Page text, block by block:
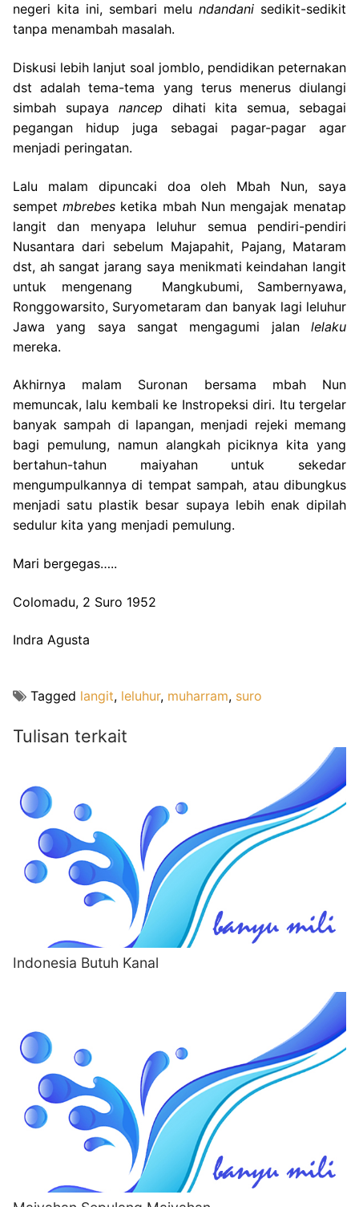
negeri kita ini, sembari melu ndandani sedikit-sedikit
tanpa menambah masalah.
Diskusi lebih lanjut soal jomblo, pendidikan peternakan
dst adalah tema-tema yang terus menerus diulangi
simbah supaya nancep dihati kita semua, sebagai
pegangan hidup juga sebagai pagar-pagar agar
menjadi peringatan.
Lalu malam dipuncaki doa oleh Mbah Nun, saya
sempetmbrebes ketika mbah Nun mengajak menatap
langit dan menyapa leluhur semua pendiri-pendiri
Nusantara dari sebelum Majapahit, Pajang, Mataram
dst, ah sangat jarang saya menikmati keindahan langit
untuk mengenang Mangkubumi, Sambernyawa,
Ronggowarsito, Suryometaram dan banyak lagi leluhur
Jawa yang saya sangat mengagumi jalan lelaku
mereka.
Akhirnya malam Suronan bersama mbah Nun
memuncak, lalu kembali ke Instropeksi diri. Itu tergelar
banyak sampah di lapangan, menjadi rejeki memang
bagi pemulung, namun alangkah piciknya kita yang
bertahun-tahun maiyahan untuk sekedar
mengumpulkannya di tempat sampah, atau dibungkus
menjadi satu plastik besar supaya lebih enak dipilah
sedulur kita yang menjadi pemulung.
Mari bergegas…..
Colomadu, 2 Suro 1952
Indra Agusta
Tagged langit, leluhur, muharram, suro
Tulisan terkait
Indonesia Butuh Kanal